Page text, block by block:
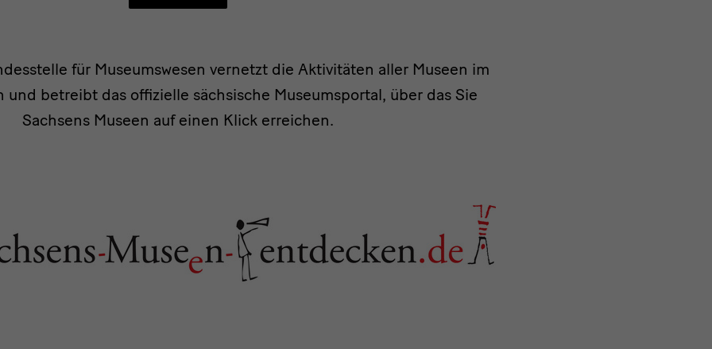
für Museumswesen vernetzt die Aktivitäten aller Museen im
und betreibt das offizielle sächsische Museumsportal, über das Sie
Sachsens Museen auf einen Klick erreichen.